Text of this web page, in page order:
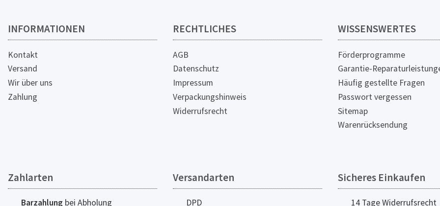
INFORMATIONEN
Kontakt
Versand
Wir über uns
Zahlung
RECHTLICHES
AGB
Datenschutz
Impressum
Verpackungshinweis
Widerrufsrecht
WISSENSWERTES
Förderprogramme
Garantie-
Häufig gestellte Fragen
Passwort vergessen
Sitemap
Warenrücksendung
Zahlarten
Barzahlung bei Abholung
Versandarten
DPD
Sicheres Einkaufen
14 Tage Widerrufsrecht